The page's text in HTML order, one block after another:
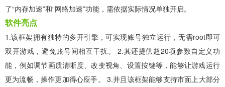
了“内存加速”和“网络加速”功能，需依据实际情况单独开启。
软件亮点
1.该框架拥有独特的多开引擎，可实现账号独立运行，无需root即可
双开游戏，避免账号间相互干扰。 2.其还提供超20项参数自定义功
能，例如调节画质清晰度、改变视角、设置按键等，能够让游戏运行
更为流畅，操作更加得心应手。 3.并且该框架能够支持市面上大部分